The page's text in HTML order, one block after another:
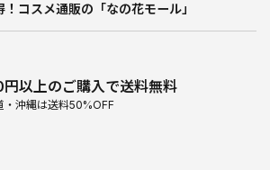
コスメ通販の「なの花モール」
以上のご購入で送料無料
沖縄は送料50%OFF